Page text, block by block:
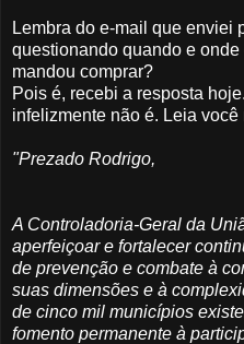
Lembra do e-mail que enviei
questionando quando e
mandou comprar?
Pois é, recebi a resposta
infelizmente não é. Leia você
"Prezado Rodrigo,
A Controladoria-Geral da
aperfeiçoar e fortalecer
de prevenção e combate à
suas dimensões e à
de cinco mil municípios
fomento permanente à